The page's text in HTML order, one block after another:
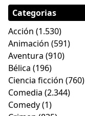
Categorias
Acción (1.530)
Animación (591)
Aventura (910)
Bélica (196)
Ciencia ficción (760)
Comedia (2.344)
Comedy(1)